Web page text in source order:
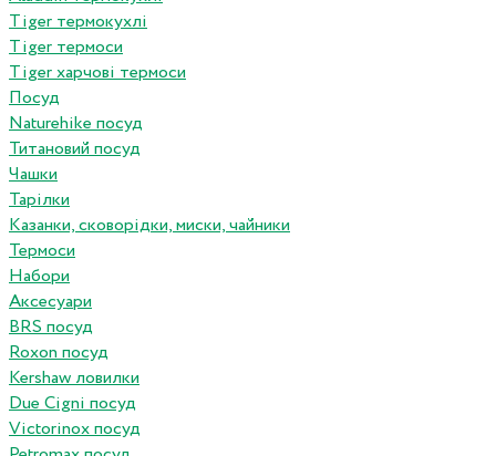
Tiger термокухлі
Tiger термоси
Tiger харчові термоси
Посуд
Naturehike посуд
Титановий посуд
Чашки
Тарілки
Казанки, сковорідки, миски, чайники
Термоси
Набори
Аксесуари
BRS посуд
Roxon посуд
Kershaw ловилки
Due Cigni посуд
Victorinox посуд